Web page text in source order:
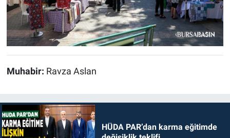
Muhabir: Ravza Aslan
HÜDA PAR’dan karma eğitimde